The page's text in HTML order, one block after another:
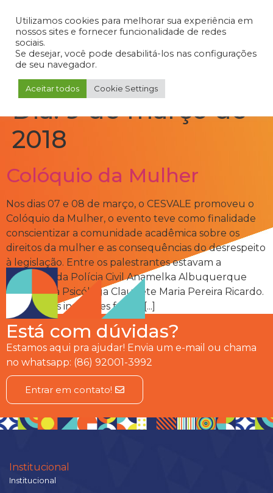
Admin Portal do Aluno Portal do Professor Portal do Coordenador
Dia:9 de março de
2018
Colóquio da Mulher
Nos dias 07 e 08 de março, o CESVALE promoveu o
Colóquio da Mulher, o evento teve como finalidade
conscientizar a comunidade acadêmica sobre os
direitos da mulher e as consequências do desrespeito
à legislação. Entre os palestrantes estavam a
Delegada da Polícia Civil Anamelka Albuquerque
Cadena e a Psicóloga Claudete Maria Pereira Ricardo.
Através das inscrições foram [...]
Está com dúvidas?
Estamos aqui pra ajudar! Envia um e-mail ou chama
no whatsapp: (86) 92001-3992
Entrar em contato!
Institucional
Institucional
Utilizamos cookies para melhorar sua experiência em
nossos sites e fornecer funcionalidade de redes
sociais.
Se desejar, você pode desabilitá-los nas configurações
de seu navegador.
Aceitar todos Cookie Settings